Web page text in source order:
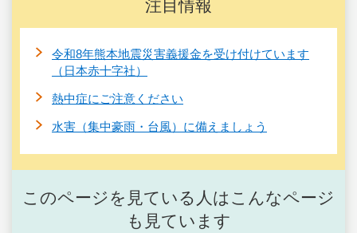
注目情報
令和8年熊本地震災害義援金を受け付けています
（日本赤十字社）
熱中症にご注意ください
水害（集中豪雨・台風）に備えましょう
このページを見ている人はこんなページ
も見ています